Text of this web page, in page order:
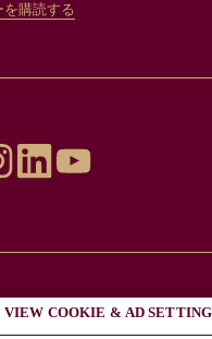
を購読する
ある。
VIEW COOKIE & AD